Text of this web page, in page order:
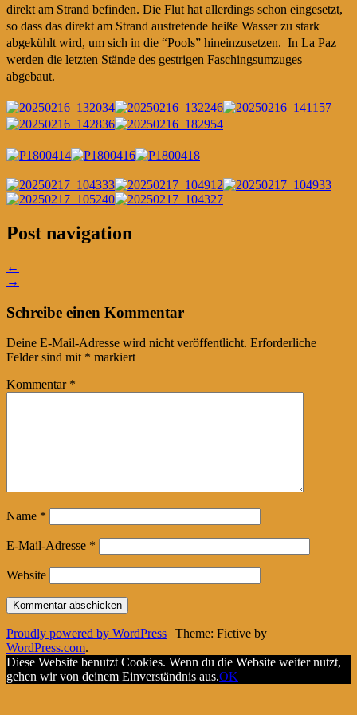
direkt am Strand befinden. Die Flut hat allerdings schon eingesetzt,
so dass das direkt am Strand austretende heiße Wasser zu stark
abgekühlt wird, um sich in die “Pools” hineinzusetzen. In La Paz
werden die letzten Stände des gestrigen Faschingsumzuges
abgebaut.
Post navigation
←
→
Schreibe einen Kommentar
Deine E-Mail-Adresse wird nicht veröffentlicht. Erforderliche
Felder sind mit * markiert
Kommentar *
Name *
E-Mail-Adresse *
Website
Proudly powered by WordPress | Theme: Fictive by
WordPress.com.
Diese Website benutzt Cookies. Wenn du die Website weiter nutzt,
gehen wir von deinem Einverständnis aus.OK